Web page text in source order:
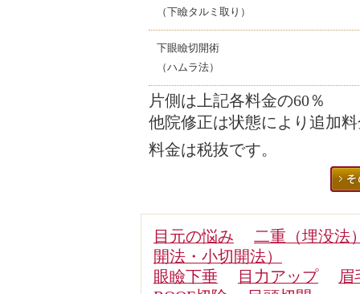
（下瞼タルミ取り）
下眼瞼切開術
（ハムラ法）
片側は上記各料金の60％
他院修正は状態により追加
料金は税抜です。
目元の悩み
二重（埋没法
開法・小切開法）
眼瞼下垂
目力アップ
眉